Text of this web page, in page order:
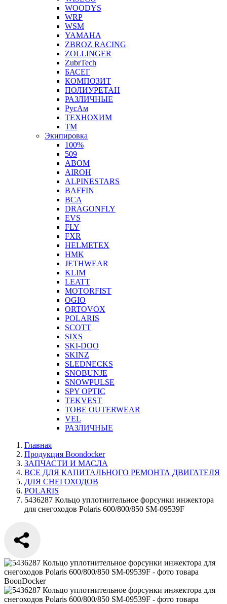
WOODYS
WRP
WSM
YAMAHA
ZBROZ RACING
ZOLLINGER
ZubrTech
БАСЕГ
КОМПОЗИТ
ПОЛИУРЕТАН
РАЗЛИЧНЫЕ
РусАм
ТЕХНОХИМ
ТМ
Экипировка
100%
509
ABOM
AIROH
ALPINESTARS
BAFFIN
BCA
DRAGONFLY
EVS
FLY
FXR
HELMETEX
HMK
JETHWEAR
KLIM
LEATT
MOTORFIST
OGIO
ORTOVOX
POLARIS
SCOTT
SIXS
SKI-DOO
SKINZ
SLEDNECKS
SNOBUNJE
SNOWPULSE
SPY OPTIC
TEKVEST
TOBE OUTERWEAR
VEL
РАЗЛИЧНЫЕ
Главная
Продукция Boondocker
ЗАПЧАСТИ И МАСЛА
ВСЕ ДЛЯ КАПИТАЛЬНОГО РЕМОНТА ДВИГАТЕЛЯ
ДЛЯ СНЕГОХОДОВ
POLARIS
5436287 Кольцо уплотнительное форсунки инжектора
для снегоходов Polaris 600/800/850 SM-09539F